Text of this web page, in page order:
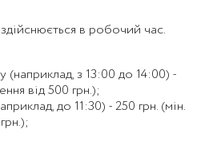
в робочий час.
(наприклад, з 13:00 до 14:00) -
від 500 грн.);
до 11:30) - 250 грн. (мін.